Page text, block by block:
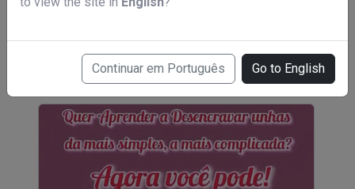
Continuar em Português Go to English
R$ 49,00